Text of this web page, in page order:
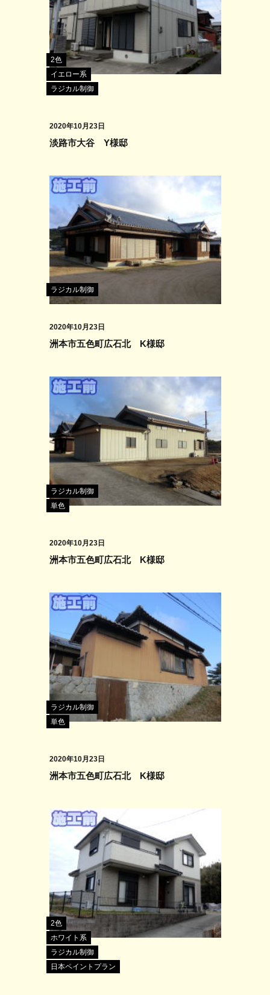
2色
イエロー系
ラジカル制御
2020年10月23日
淡路市大谷 Y様邸
ラジカル制御
2020年10月23日
洲本市五色町広石北 K様邸
ラジカル制御
単色
2020年10月23日
洲本市五色町広石北 K様邸
ラジカル制御
単色
2020年10月23日
洲本市五色町広石北 K様邸
2色
ホワイト系
ラジカル制御
日本ペイントプラン